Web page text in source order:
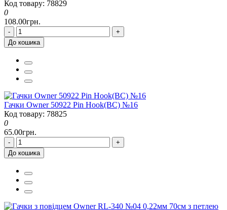
Код товару: 78829
0
108.00грн.
-
+
До кошика
Гачки Owner 50922 Pin Hook(BC) №16
Код товару: 78825
0
65.00грн.
-
+
До кошика